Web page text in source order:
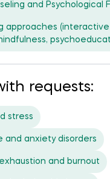
and Psychological
approaches
requests:
stress
and anxiety disorders
and burnout